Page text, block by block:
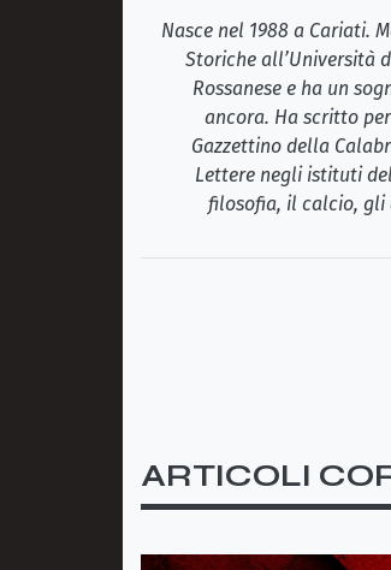
Nasce nel 1988 a Cariati.
Storiche all’Università
Rossanese e ha un
ancora. Ha scritto
Gazzettino della
Lettere negli istituti
filosofia, il calcio, gli
ARTICOLI